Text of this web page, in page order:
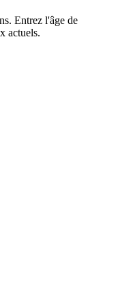
Entrez l'âge de
actuels.